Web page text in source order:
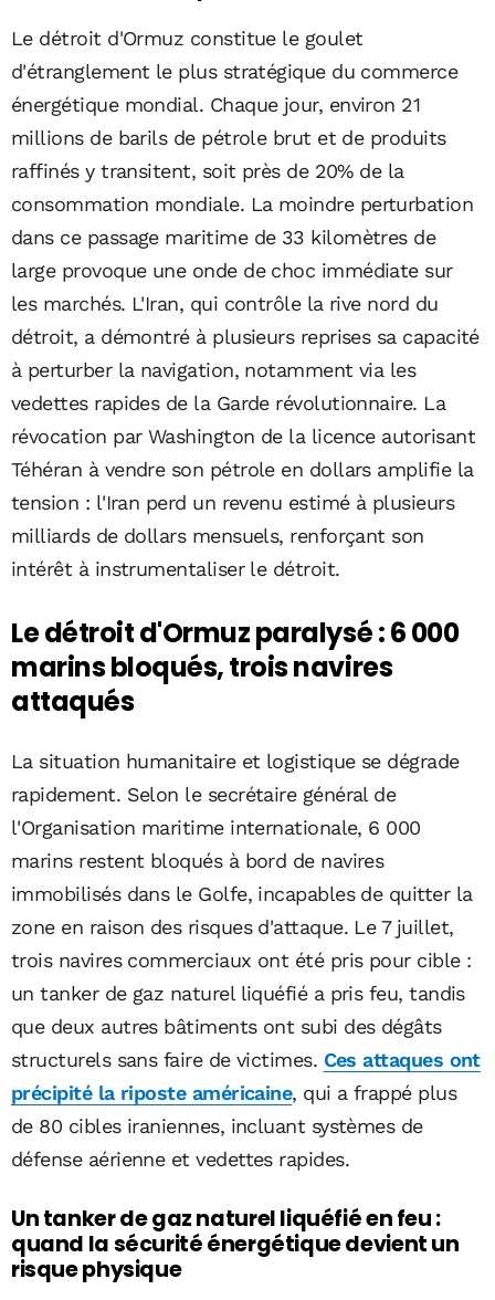
Le détroit d'Ormuz constitue le goulet
d'étranglement le plus stratégique du commerce
énergétique mondial. Chaque jour, environ 21
millions de barils de pétrole brut et de produits
raffinés y transitent, soit près de 20% de la
consommation mondiale. La moindre perturbation
dans ce passage maritime de 33 kilomètres de
large provoque une onde de choc immédiate sur
les marchés. L'Iran, qui contrôle la rive nord du
détroit, a démontré à plusieurs reprises sa capacité
à perturber la navigation, notamment via les
vedettes rapides de la Garde révolutionnaire. La
révocation par Washington de la licence autorisant
Téhéran à vendre son pétrole en dollars amplifie la
tension : l'Iran perd un revenu estimé à plusieurs
milliards de dollars mensuels, renforçant son
intérêt à instrumentaliser le détroit.
Le détroit d'Ormuz paralysé : 6 000
marins bloqués, trois navires
attaqués
La situation humanitaire et logistique se dégrade
rapidement. Selon le secrétaire général de
l'Organisation maritime internationale, 6 000
marins restent bloqués à bord de navires
immobilisés dans le Golfe, incapables de quitter la
zone en raison des risques d'attaque. Le 7 juillet,
trois navires commerciaux ont été pris pour cible :
un tanker de gaz naturel liquéfié a pris feu, tandis
que deux autres bâtiments ont subi des dégâts
structurels sans faire de victimes. Ces attaques ont
précipité la riposte américaine, qui a frappé plus
de 80 cibles iraniennes, incluant systèmes de
défense aérienne et vedettes rapides.
Un tanker de gaz naturel liquéfié en feu :
quand la sécurité énergétique devient un
risque physique